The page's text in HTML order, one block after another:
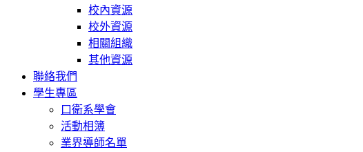
校內資源
校外資源
相關組織
其他資源
聯絡我們
學生專區
口衛系學會
活動相簿
業界導師名單